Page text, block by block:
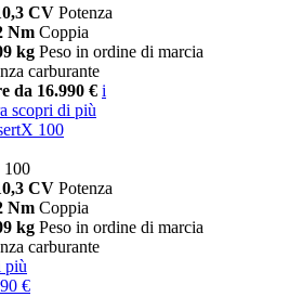
CV Potenza
Nm Coppia
kg Peso in ordine di marcia
carburante
da 16.990 € i
scopri di più
100
100
CV Potenza
Nm Coppia
kg Peso in ordine di marcia
carburante
più
€